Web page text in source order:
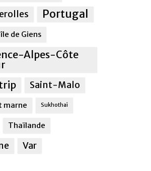
Portugal
de Giens
Alpes-Côte
Saint-Malo
marne Sukhothai
Thaïlande
Var